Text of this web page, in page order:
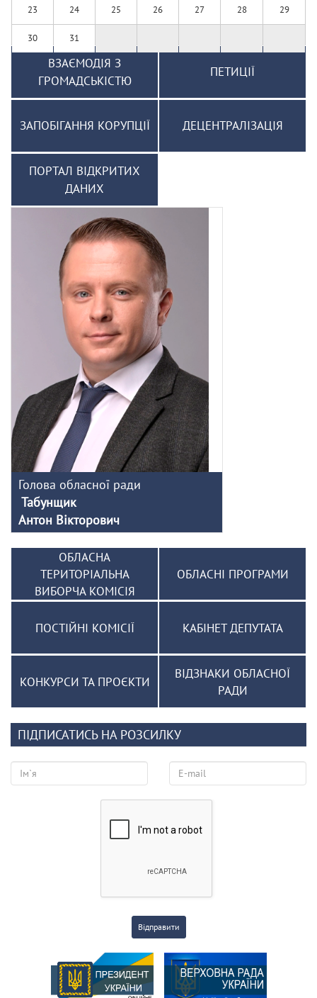
23 24 25 26 27 28 29
30 31
ВЗАЄМОДІЯ З
ГРОМАДСЬКІСТЮ
ПЕТИЦІЇ
ЗАПОБІГАННЯ КОРУПЦІЇ ДЕЦЕНТРАЛІЗАЦІЯ
ПОРТАЛ ВІДКРИТИХ
ДАНИХ
Голова обласної ради
Табунщик
Антон Вікторович
ОБЛАСНА
ТЕРИТОРІАЛЬНА
ВИБОРЧА КОМІСІЯ
ОБЛАСНІ ПРОГРАМИ
ПОСТІЙНІ КОМІСІЇ КАБІНЕТ ДЕПУТАТА
КОНКУРСИ ТА ПРОЄКТИ
ВІДЗНАКИ ОБЛАСНОЇ
РАДИ
ПІДПИСАТИСЬ НА РОЗСИЛКУ
Відправити